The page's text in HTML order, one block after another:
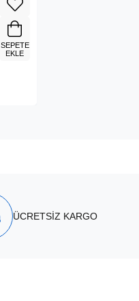
SEPETE
EKLE
ÜCRETSİZ KARGO